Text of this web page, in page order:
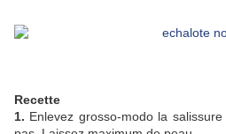
Recette
1. Enlevez grosso-modo la